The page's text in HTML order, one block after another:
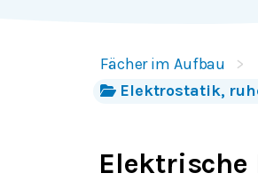
Fächer im Aufbau
Elektrostatik,
Elektrische